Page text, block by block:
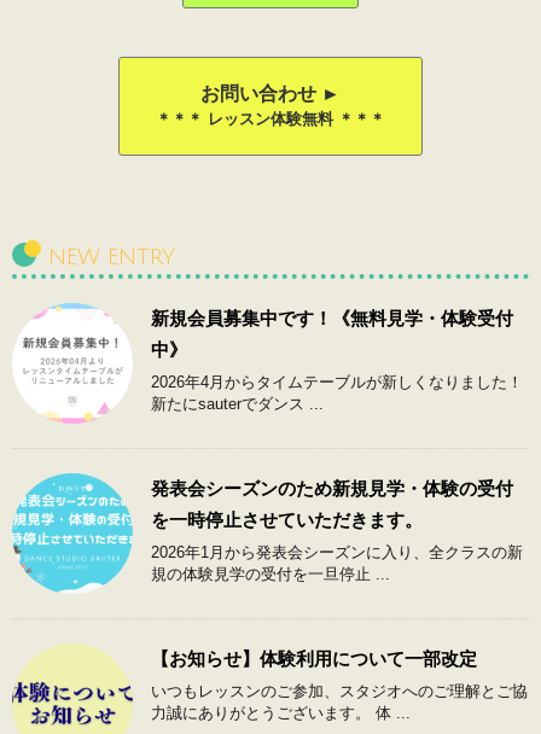
お問い合わせ ►
＊＊＊ レッスン体験無料 ＊＊＊
NEW ENTRY
新規会員募集中です！《無料見学・体験受付
中》
2026年4月からタイムテーブルが新しくなりました！
新たにsauterでダンス ...
発表会シーズンのため新規見学・体験の受付
を一時停止させていただきます。
2026年1月から発表会シーズンに入り、全クラスの新
規の体験見学の受付を一旦停止 ...
【お知らせ】体験利用について一部改定
いつもレッスンのご参加、スタジオへのご理解とご協
力誠にありがとうございます。 体 ...